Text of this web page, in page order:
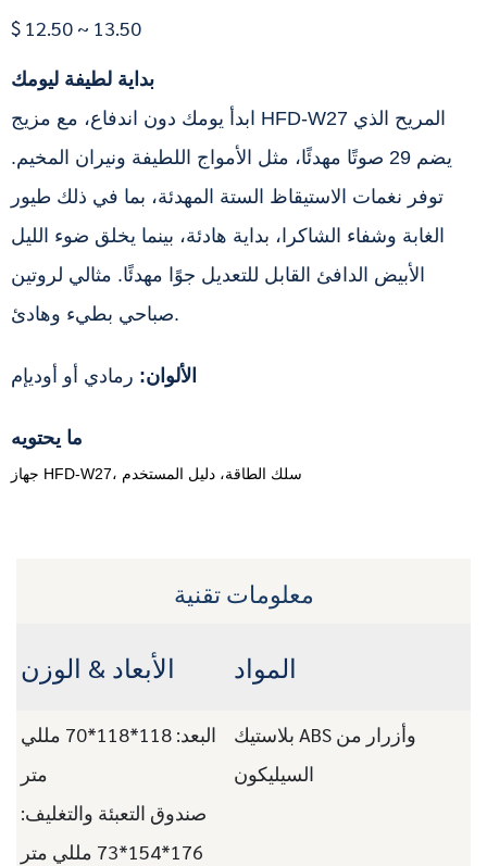
$ 12.50 ~ 13.50
بداية لطيفة ليومك
ابدأ يومك دون اندفاع، مع مزيج HFD-W27 المريح الذي
يضم 29 صوتًا مهدئًا، مثل الأمواج اللطيفة ونيران المخيم.
توفر نغمات الاستيقاظ الستة المهدئة، بما في ذلك طيور
الغابة وشفاء الشاكرا، بداية هادئة، بينما يخلق ضوء الليل
الأبيض الدافئ القابل للتعديل جوًا مهدئًا. مثالي لروتين
صباحي بطيء وهادئ.
الألوان: رمادي أو أوديإم
جهاز HFD-W27، سلك الطاقة، دليل المستخدم
معلومات تقنية
الأبعاد & الوزن المواد
البعد: 118*118*70 مللي
متر
صندوق التعبئة والتغليف:
176*154*73 مللي متر
بلاستيك ABS وأزرار من
السيليكون